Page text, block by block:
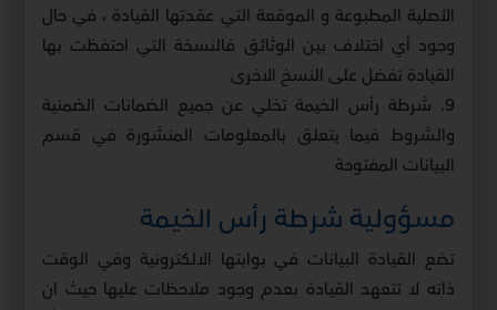
الأصلية المطبوعة و الموقعة التي عقدتها القيادة ، في حال
وجود أي اختلاف بين الوثائق فالنسخة التي احتفظت بها
القيادة تفضل على النسخ الاخرى
9. شرطة رأس الخيمة تخلي عن جميع الضمانات الضمنية
والشروط فيما يتعلق بالمعلومات المنشورة في قسم
البيانات المفتوحة
مسؤولية شرطة رأس الخيمة
تضع القيادة البيانات في بوابتها الالكترونية وفي الوقت
ذاته لا تتعهد القيادة بعدم وجود ملاحظات عليها حيث ان